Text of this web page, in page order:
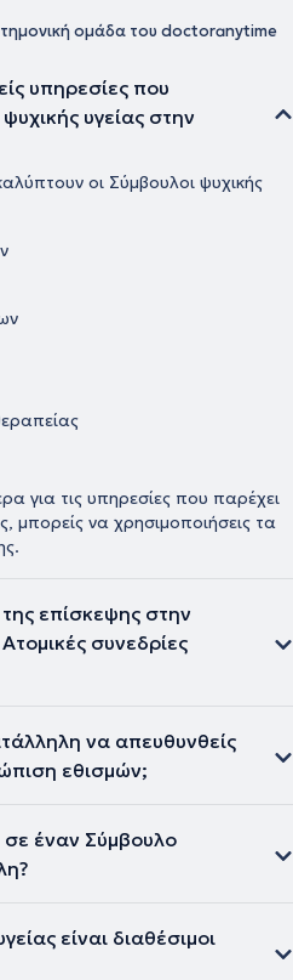
ομάδα του doctoranytime
υπηρεσίες που
υγείας στην
οι Σύμβουλοι ψυχικής
για τις υπηρεσίες που παρέχει
μπορείς να χρησιμοποιήσεις τα
επίσκεψης στην
συνεδρίες
να απευθυνθείς
εθισμών;
σε έναν Σύμβουλο
είναι διαθέσιμοι